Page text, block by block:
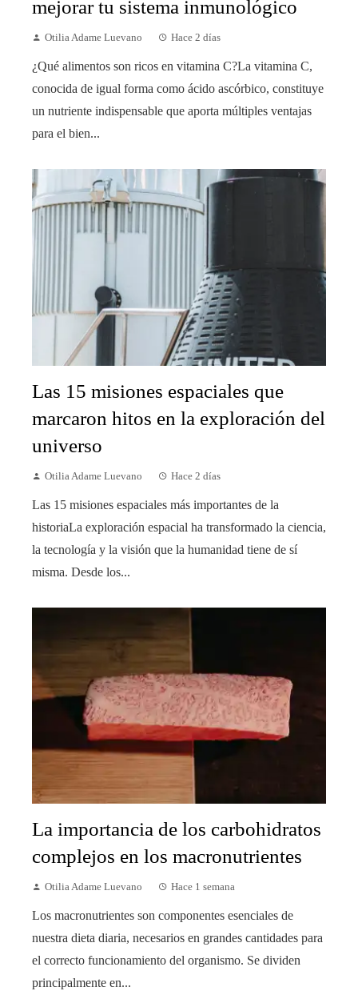
mejorar tu sistema inmunológico
Otilia Adame Luevano Hace 2 días
¿Qué alimentos son ricos en vitamina C?La vitamina C,
conocida de igual forma como ácido ascórbico, constituye
un nutriente indispensable que aporta múltiples ventajas
para el bien...
Las 15 misiones espaciales que
marcaron hitos en la exploración del
universo
Otilia Adame Luevano Hace 2 días
Las 15 misiones espaciales más importantes de la
historiaLa exploración espacial ha transformado la ciencia,
la tecnología y la visión que la humanidad tiene de sí
misma. Desde los...
La importancia de los carbohidratos
complejos en los macronutrientes
Otilia Adame Luevano Hace 1 semana
Los macronutrientes son componentes esenciales de
nuestra dieta diaria, necesarios en grandes cantidades para
el correcto funcionamiento del organismo. Se dividen
principalmente en...